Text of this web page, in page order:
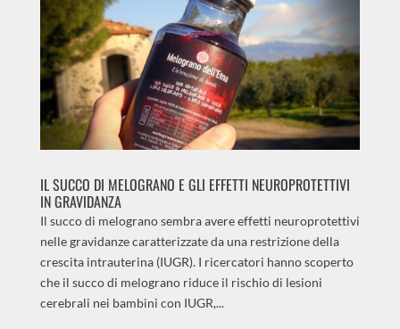
IL SUCCO DI MELOGRANO E GLI EFFETTI NEUROPROTETTIVI
IN GRAVIDANZA
Il succo di melograno sembra avere effetti neuroprotettivi
nelle gravidanze caratterizzate da una restrizione della
crescita intrauterina (IUGR). I ricercatori hanno scoperto
che il succo di melograno riduce il rischio di lesioni
cerebrali nei bambini con IUGR,...